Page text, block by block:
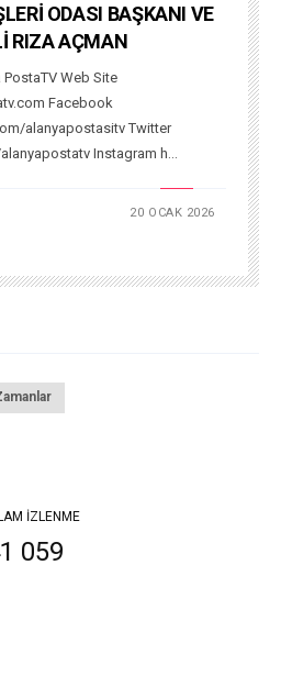
ODASI BAŞKANI VE
RIZA AÇMAN
Web Site
Facebook
alanyapostasitv Twitter
Instagram h...
20 OCAK 2026
İZLENME
059